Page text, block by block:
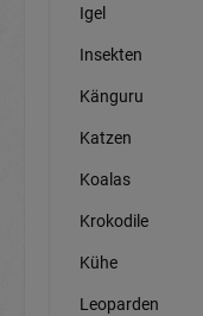
Igel
Insekten
Känguru
Katzen
Koalas
Krokodile
Kühe
Leoparden